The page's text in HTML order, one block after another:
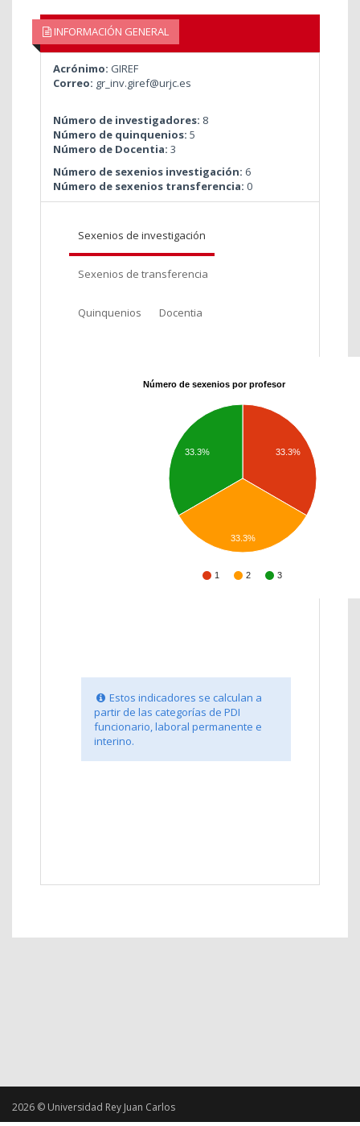
INFORMACIÓN GENERAL
Acrónimo: GIREF
Correo: gr_inv.giref@urjc.es
Número de investigadores: 8
Número de quinquenios: 5
Número de Docentia: 3
Número de sexenios investigación: 6
Número de sexenios transferencia: 0
Sexenios de investigación
Sexenios de transferencia
Quinquenios Docentia
Número de sexenios por profesor
1 2 3
33.3%
33.3%
33.3%
Estos indicadores se calculan a
partir de las categorías de PDI
funcionario, laboral permanente e
interino.
2026 © Universidad Rey Juan Carlos